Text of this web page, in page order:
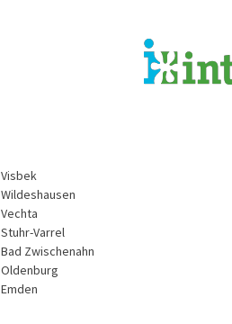
Visbek
Wildeshausen
Vechta
Stuhr-Varrel
Bad Zwischenahn
Oldenburg
Emden